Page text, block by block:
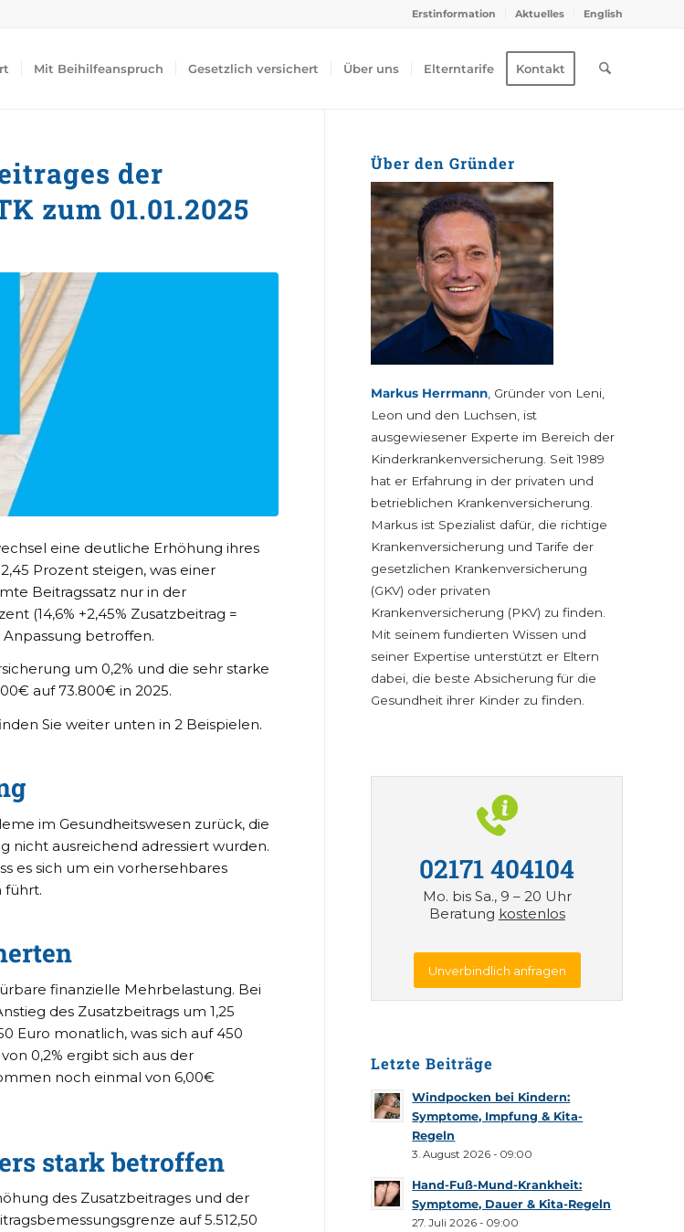
Erstinformation Aktuelles English
Mit Beihilfeanspruch Gesetzlich versichert Über uns Elterntarife Kontakt
der
zum 01.01.2025
eine deutliche Erhöhung ihres
Prozent steigen, was einer
Beitragssatz nur in der
(14,6% +2,45% Zusatzbeitrag =
Anpassung betroffen.
um 0,2% und die sehr starke
auf 73.800€ in 2025.
Sie weiter unten in 2 Beispielen.
im Gesundheitswesen zurück, die
nicht ausreichend adressiert wurden.
es sich um ein vorhersehbares
führt.
finanzielle Mehrbelastung. Bei
des Zusatzbeitrags um 1,25
Euro monatlich, was sich auf 450
0,2% ergibt sich aus der
noch einmal von 6,00€
stark betroffen
des Zusatzbeitrages und der
auf 5.512,50
Über den Gründer
Markus Herrmann , Gründer von Leni,
Leon und den Luchsen, ist
ausgewiesener Experte im Bereich der
Kinderkrankenversicherung. Seit 1989
hat er Erfahrung in der privaten und
betrieblichen Krankenversicherung.
Markus ist Spezialist dafür, die richtige
Krankenversicherung und Tarife der
gesetzlichen Krankenversicherung
(GKV) oder privaten
Krankenversicherung (PKV) zu finden.
Mit seinem fundierten Wissen und
seiner Expertise unterstützt er Eltern
dabei, die beste Absicherung für die
Gesundheit ihrer Kinder zu finden.
02171 404104
Mo. bis Sa., 9 – 20 Uhr
Beratung kostenlos
Unverbindlich anfragen
Letzte Beiträge
Windpocken bei Kindern:
Symptome, Impfung & Kita-
Regeln
3. August 2026 - 09:00
Hand-Fuß-Mund-Krankheit:
Symptome, Dauer & Kita-Regeln
27. Juli 2026 - 09:00